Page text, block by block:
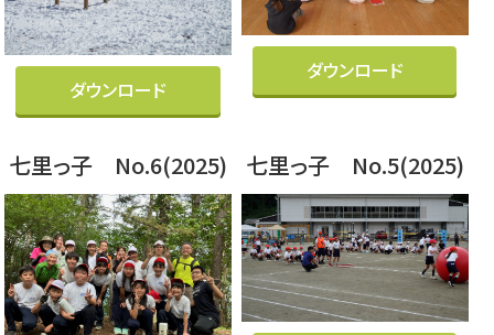
ダウンロード
ダウンロード
七里っ子 No.6(2025) 七里っ子 No.5(2025)